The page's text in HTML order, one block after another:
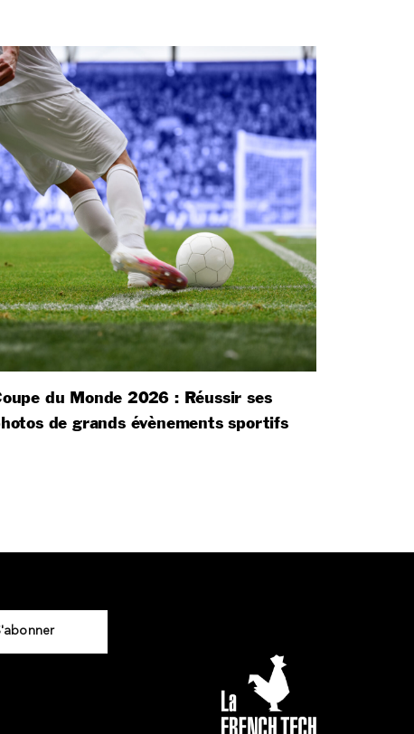
du Monde 2026 : Réussir ses
de grands évènements sportifs